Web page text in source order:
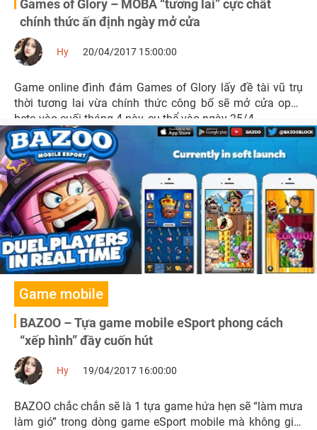
Games of Glory – MOBA “tương lai” cực chất
chính thức ấn định ngày mở cửa
Hy 20/04/2017 15:00:00
Game online đình đám Games of Glory lấy đề tài vũ trụ
thời tương lai vừa chính thức công bố sẽ mở cửa open
beta vào cuối tháng 4 này, cụ thể vào ngày 25/4.
Game mobile
BAZOO – Tựa game mobile eSport phong cách
“xếp hình” đầy cuốn hút
Hy 19/04/2017 16:00:00
BAZOO chắc chắn sẽ là 1 tựa game hứa hẹn sẽ “làm mưa
làm gió” trong dòng game eSport mobile mà không giới